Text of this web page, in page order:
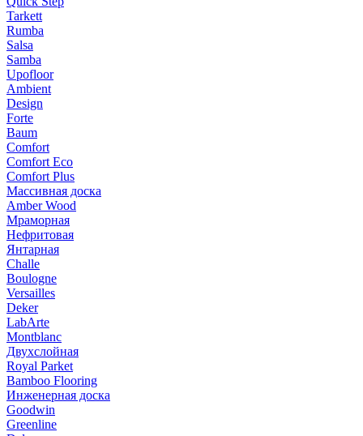
Tarkett
Rumba
Salsa
Samba
Upofloor
Ambient
Design
Forte
Baum
Comfort
Comfort Eco
Comfort Plus
Массивная доска
Amber Wood
Мраморная
Нефритовая
Янтарная
Challe
Boulogne
Versailles
Deker
LabArte
Montblanc
Двухслойная
Royal Parket
Bamboo Flooring
Инженерная доска
Goodwin
Greenline